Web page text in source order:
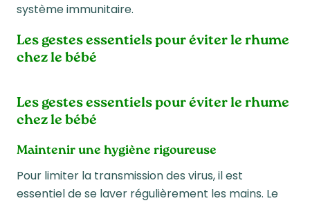
système immunitaire.
Les gestes essentiels pour éviter le rhume
chez le bébé
Les gestes essentiels pour éviter le rhume
chez le bébé
Maintenir une hygiène rigoureuse
Pour limiter la transmission des virus, il est
essentiel de se laver régulièrement les mains. Le